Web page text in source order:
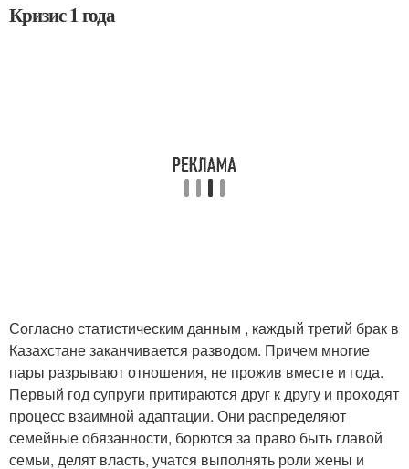
Кризис 1 года
Согласно статистическим данным , каждый третий брак в
Казахстане заканчивается разводом. Причем многие
пары разрывают отношения, не прожив вместе и года.
Первый год супруги притираются друг к другу и проходят
процесс взаимной адаптации. Они распределяют
семейные обязанности, борются за право быть главой
семьи, делят власть, учатся выполнять роли жены и